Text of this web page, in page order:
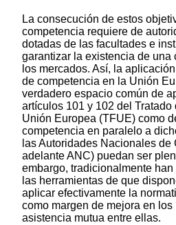
La consecución de estos
competencia requiere de
dotadas de las facultades e
garantizar la existencia de una
los mercados. Así, la
de competencia en la Unión
verdadero espacio común de
artículos 101 y 102 del
Unión Europea (TFUE) como
competencia en paralelo a
las Autoridades Nacionales de
adelante ANC) puedan ser
embargo, tradicionalmente
las herramientas de que
aplicar efectivamente la
como margen de mejora en
asistencia mutua entre ellas.